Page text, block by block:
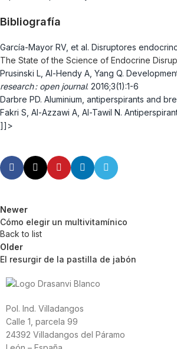
Bibliografía
García-Mayor RV, et al. Disruptores
The State of the Science of Endocrine
Prusinski L, Al-Hendy A, Yang Q.
research : open journal. 2016;3(1):1-6
Darbre PD. Aluminium, antiperspirants and
Fakri S, Al-Azzawi A, Al-Tawil N.
]]>
Newer
Cómo elegir un multivitamínico
Back to list
Older
El resurgir de la pastilla de jabón
Pol. Ind. Villadangos
Calle 1, parcela 99
24392 Villadangos del Páramo